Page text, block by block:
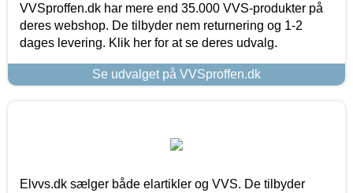
VVSproffen.dk har mere end 35.000 VVS-produkter på
deres webshop. De tilbyder nem returnering og 1-2
dages levering. Klik her for at se deres udvalg.
Se udvalget på VVSproffen.dk
Elvvs.dk sælger både elartikler og VVS. De tilbyder